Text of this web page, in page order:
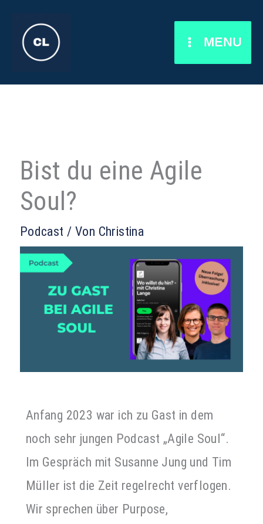
Inhalt
springen
MENU
Bist du eine Agile
Soul?
Podcast / Von Christina
Anfang 2023 war ich zu Gast in dem
noch sehr jungen Podcast „Agile Soul“.
Im Gespräch mit Susanne Jung und Tim
Müller ist die Zeit regelrecht verflogen.
Wir sprechen über Purpose,